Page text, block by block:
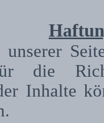
die
Inhalte